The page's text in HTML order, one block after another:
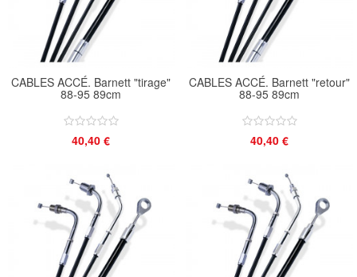
CABLES ACCÉ. Barnett "tirage"
88-95 89cm
40,40 €
CABLES ACCÉ. Barnett "retour"
88-95 89cm
40,40 €